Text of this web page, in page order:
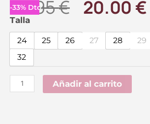
-33% Dto.
29.95€ El
original
29.95 €.
20.00 €El
Talla
24 25 26 27 28 29
32
Botas
de
Agua
Dinosaurios
cantidad
Añadir al carrito